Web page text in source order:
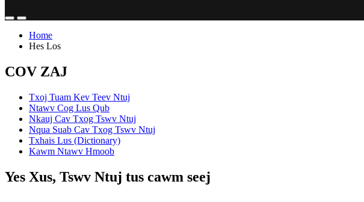
Home
Hes Los
COV ZAJ
Txoj Tuam Kev Teev Ntuj
Ntawv Cog Lus Qub
Nkauj Cav Txog Tswv Ntuj
Nqua Suab Cav Txog Tswv Ntuj
Txhais Lus (Dictionary)
Kawm Ntawv Hmoob
Yes Xus, Tswv Ntuj tus cawm seej